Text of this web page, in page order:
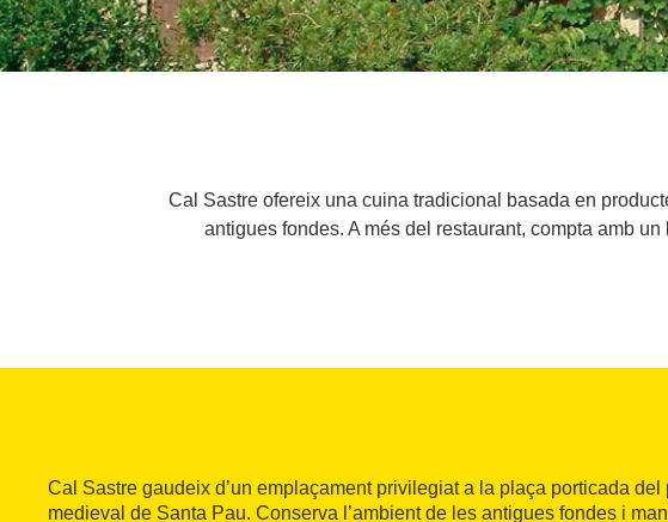
Cal Sastre ofereix una cuina tradicional basada en
antigues fondes. A més del restaurant, compta amb
Cal Sastre gaudeix d’un emplaçament privilegiat a la plaça porticada del
medieval de Santa Pau. Conserva l’ambient de les antigues fondes i